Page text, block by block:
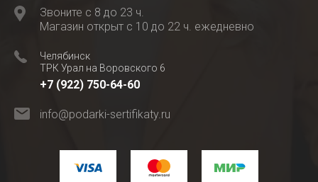
Звоните с 8 до 23 ч.
Магазин открыт с 10 до 22 ч. ежедневно
Челябинск
ТРК Урал на Воровского 6
+7 (922) 750-64-60
info@podarki-sertifikaty.ru